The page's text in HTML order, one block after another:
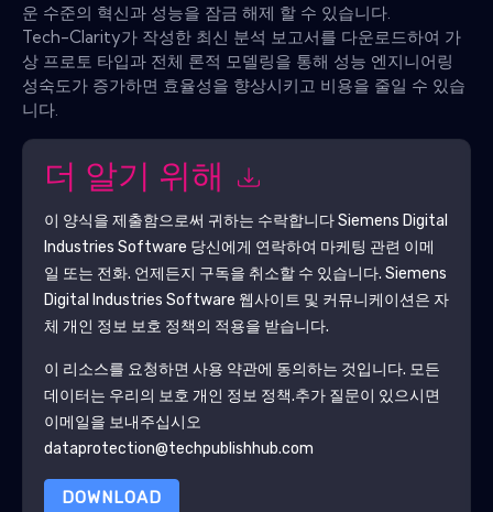
운 수준의 혁신과 성능을 잠금 해제 할 수 있습니다.
Tech-Clarity가 작성한 최신 분석 보고서를 다운로드하여 가
상 프로토 타입과 전체 론적 모델링을 통해 성능 엔지니어링
성숙도가 증가하면 효율성을 향상시키고 비용을 줄일 수 있습
니다.
더 알기 위해
이 양식을 제출함으로써 귀하는 수락합니다Siemens Digital
Industries Software 당신에게 연락하여 마케팅 관련 이메
일 또는 전화. 언제든지 구독을 취소할 수 있습니다. Siemens
Digital Industries Software 웹사이트 및 커뮤니케이션은 자
체 개인 정보 보호 정책의 적용을 받습니다.
이 리소스를 요청하면 사용 약관에 동의하는 것입니다. 모든
데이터는 우리의 보호 개인 정보 정책.추가 질문이 있으시면
이메일을 보내주십시오
dataprotection@techpublishhub.com
DOWNLOAD